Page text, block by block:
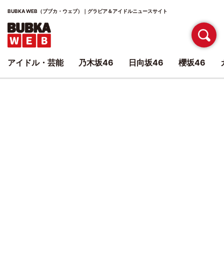
BUBKA WEB（ブブカ・ウェブ）｜グラビア＆アイドルニュースサイト
アイドル・芸能 乃木坂46 日向坂46 櫻坂46